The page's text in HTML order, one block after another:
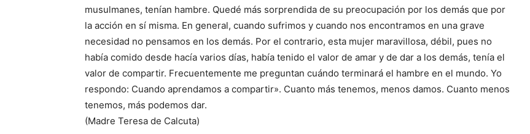
musulmanes, tenían hambre. Quedé más sorprendida de su preocupación por los demás que por
la acción en sí misma. En general, cuando sufrimos y cuando nos encontramos en una grave
necesidad no pensamos en los demás. Por el contrario, esta mujer maravillosa, débil, pues no
había comido desde hacía varios días, había tenido el valor de amar y de dar a los demás, tenía el
valor de compartir. Frecuentemente me preguntan cuándo terminará el hambre en el mundo. Yo
respondo: Cuando aprendamos a compartir». Cuanto más tenemos, menos damos. Cuanto menos
tenemos, más podemos dar.
(Madre Teresa de Calcuta)